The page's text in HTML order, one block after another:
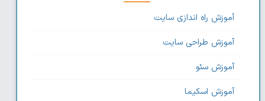
آموزش راه اندازی سایت
آموزش طراحی سایت
آموزش سئو
آموزش اسکیما